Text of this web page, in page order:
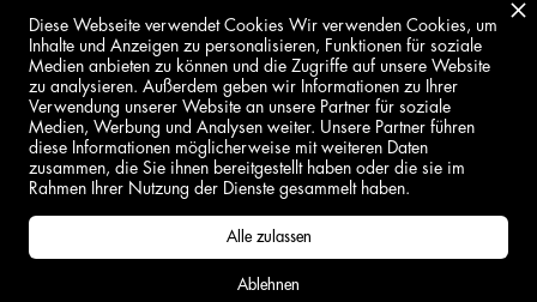
BORING STUFF
IMPRESSUM
DSGVO
Diese Webseite verwendet Cookies Wir verwenden Cookies, um
Inhalte und Anzeigen zu personalisieren, Funktionen für soziale
Medien anbieten zu können und die Zugriffe auf unsere Website
zu analysieren. Außerdem geben wir Informationen zu Ihrer
Verwendung unserer Website an unsere Partner für soziale
Medien, Werbung und Analysen weiter. Unsere Partner führen
diese Informationen möglicherweise mit weiteren Daten
zusammen, die Sie ihnen bereitgestellt haben oder die sie im
Rahmen Ihrer Nutzung der Dienste gesammelt haben.
Ablehnen
Alle zulassen